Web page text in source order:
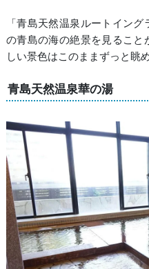
「青島天然温泉ルートイン
の青島の海の絶景を見ること
しい景色はこのままずっと眺
青島天然温泉華の湯